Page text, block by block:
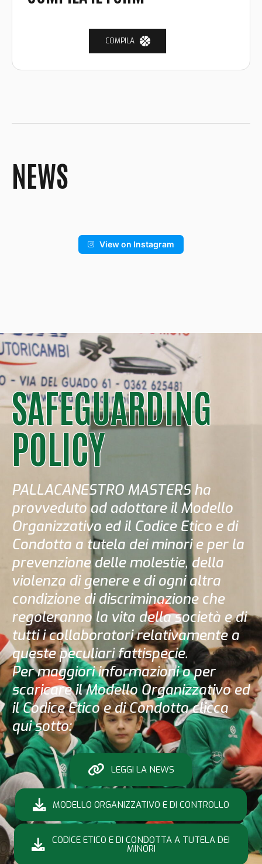
COMPILA
NEWS
View on Instagram
SAFEGUARDING
POLICY
PALLACANESTRO MASTERS ha
provveduto ad adottare il Modello
Organizzativo ed il Codice Etico e di
Condotta a tutela dei minori e per la
prevenzione delle molestie, della
violenza di genere e di ogni altra
condizione di discriminazione che
regoleranno la vita della società e di
tutti i collaboratori relativamente a
queste peculiari fattispecie.
Per maggiori informazioni o per
scaricare il Modello Organizzativo ed
il Codice Etico e di Condotta clicca
qui sotto:
LEGGI LA NEWS
MODELLO ORGANIZZATIVO E DI CONTROLLO
CODICE ETICO E DI CONDOTTA A TUTELA DEI
MINORI